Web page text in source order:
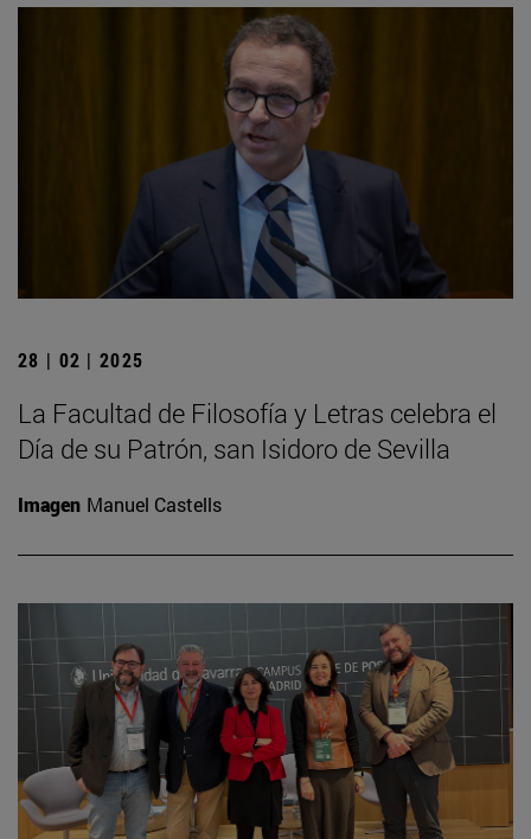
28 | 02 | 2025
La Facultad de Filosofía y Letras celebra el
Día de su Patrón, san Isidoro de Sevilla
Imagen Manuel Castells